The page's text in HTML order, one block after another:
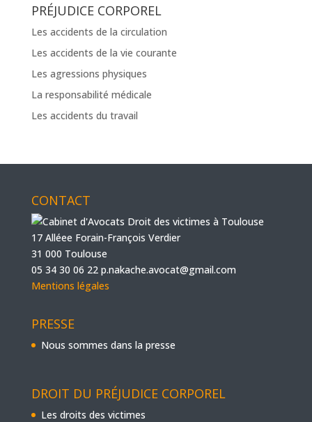
PRÉJUDICE CORPOREL
Les accidents de la circulation
Les accidents de la vie courante
Les agressions physiques
La responsabilité médicale
Les accidents du travail
CONTACT
17 Alléee Forain-François Verdier
31 000 Toulouse
05 34 30 06 22 p.nakache.avocat@gmail.com
Mentions légales
PRESSE
Nous sommes dans la presse
DROIT DU PRÉJUDICE CORPOREL
Les droits des victimes